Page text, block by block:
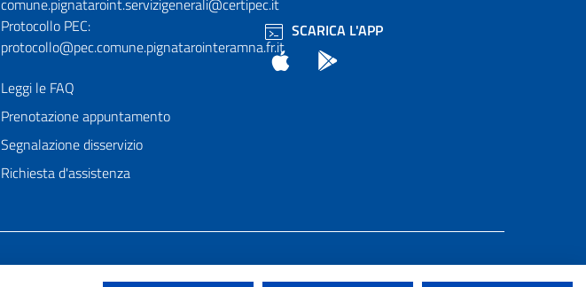
comune.pignataroint.servizigenerali@certipec.it
Protocollo PEC:
protocollo@pec.comune.pignatarointeramna.fr.it
Leggi le FAQ
Prenotazione appuntamento
Segnalazione disservizio
Richiesta d'assistenza
SCARICA L'APP
App Store